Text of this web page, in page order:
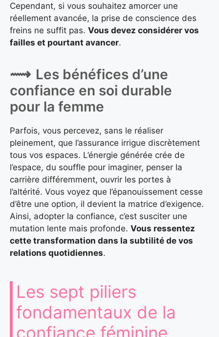
Cependant, si vous souhaitez amorcer une
réellement avancée, la prise de conscience des
freins ne suffit pas. Vous devez considérer vos
failles et pourtant avancer.
Les bénéfices d’une
confiance en soi durable
pour la femme
Parfois, vous percevez, sans le réaliser
pleinement, que l’assurance irrigue discrètement
tous vos espaces. L’énergie générée crée de
l’espace, du souffle pour imaginer, penser la
carrière différemment, ouvrir les portes à
l’altérité. Vous voyez que l’épanouissement cesse
d’être une option, il devient la matrice d’exigence.
Ainsi, adopter la confiance, c’est susciter une
mutation lente mais profonde. Vous ressentez
cette transformation dans la subtilité de vos
relations quotidiennes.
Les sept piliers
fondamentaux de la
confiance féminine